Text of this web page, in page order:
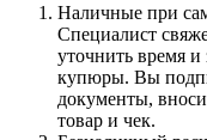
Наличные при
Специалист
уточнить время и
купюры. Вы
документы,
товар и чек.